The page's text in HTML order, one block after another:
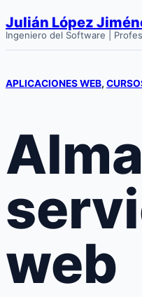
Saltar
al
contenido
Julián López
Ingeniero del Software |
APLICACIONES WEB,
web